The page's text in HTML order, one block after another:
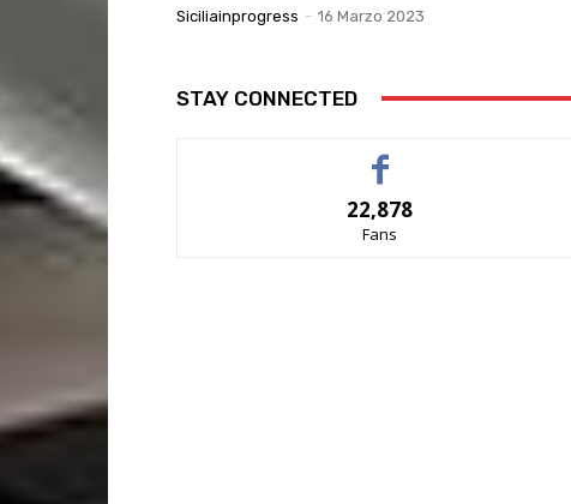
Siciliainprogress - 16 Marzo 2023
STAY CONNECTED
22,878
Fans